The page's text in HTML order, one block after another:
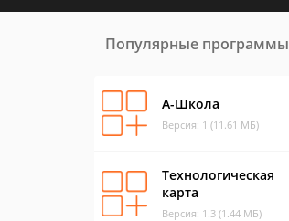
Популярные программы
А-Школа
Версия: 1 (11.61 МБ)
Технологическая
карта
Версия: 1.3 (1.44 МБ)